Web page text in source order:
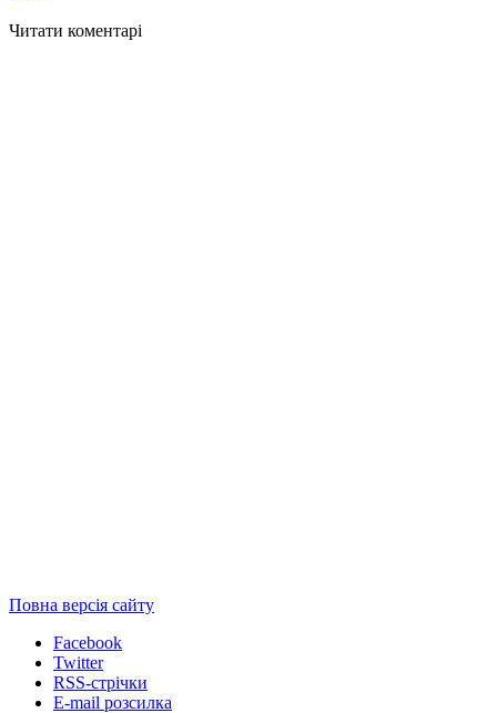
Читати коментарі
Повна версія сайту
Facebook
Twitter
RSS-стрічки
E-mail розсилка